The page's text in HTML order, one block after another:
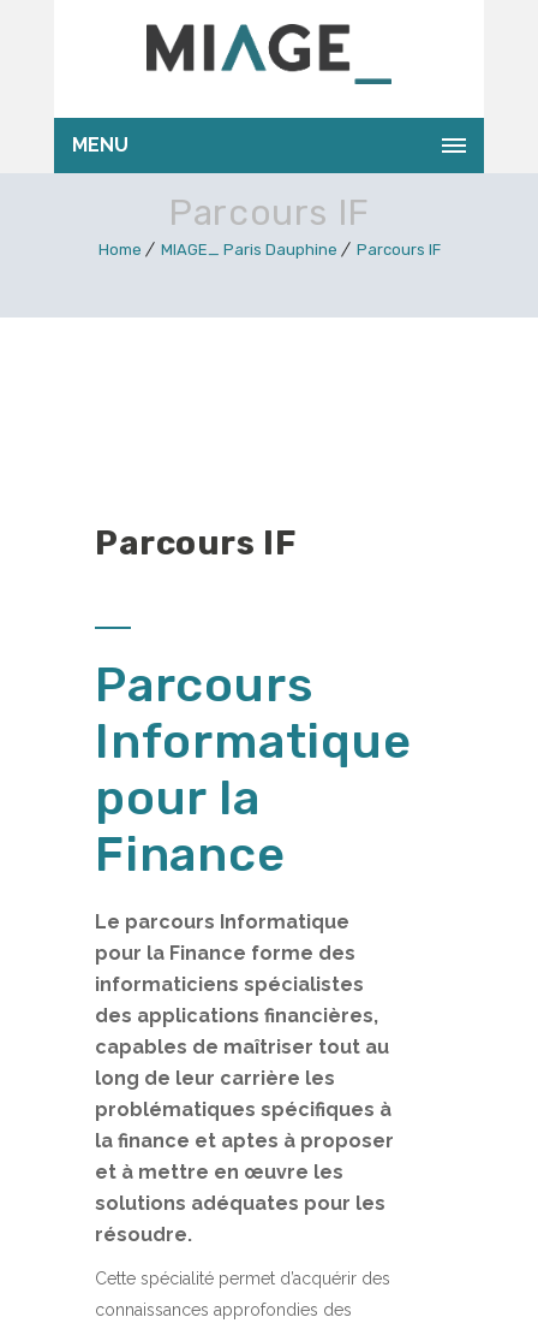
MENU
Parcours IF
Home MIAGE_ Paris Dauphine Parcours IF
Parcours IF
Parcours
Informatique
pour la
Finance
Le parcours Informatique
pour la Finance forme des
informaticiens spécialistes
des applications financières,
capables de maîtriser tout au
long de leur carrière les
problématiques spécifiques à
la finance et aptes à proposer
et à mettre en œuvre les
solutions adéquates pour les
résoudre.
Cette spécialité permet d’acquérir des
connaissances approfondies des